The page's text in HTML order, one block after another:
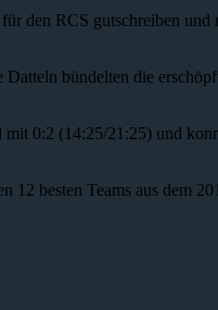
den RCS gutschreiben und
bündelten die
0:2 (14:25/21:25) und
12 besten Teams aus dem